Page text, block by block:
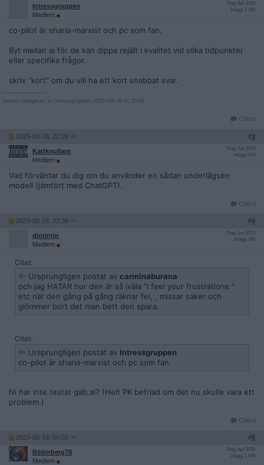
Intressgruppen
Medlem
Reg: Apr 2025
Inlägg: 1 100
co-pilot är sharia-marxist och pc som fan.
Byt mellan ai för de kan dippa rejält i kvalitet vid olika tidpunkter
eller specifika frågor.
skriv "kort" om du vill ha ett kort snabbat svar.
Senast redigerad av Intressgruppen 2025-08-18 kl. 21:56.
Citera
2025-08-18, 22:28 #3
Kattknullarn
Medlem
Reg: Jun 2023
Inlägg: 519
Vad förväntar du dig om du använder en sådan underlägsen
modell (jämfört med ChatGPT).
Citera
2025-08-18, 22:39 #4
dintintin
Medlem
Reg: Jun 2023
Inlägg: 290
Citat:
Ursprungligen postat av carminaburana
och jag HATAR hur den är så jväla "I feel your frustrations "
etc när den gång på gång räknar fel, , missar saker och
glömmer bort det man bett den spara.
Citat:
Ursprungligen postat av Intressgruppen
co-pilot är sharia-marxist och pc som fan.
Ni har inte testat gab.ai? (Helt PK befriad om det nu skulle vara ett
problem.)
Citera
2025-08-19, 06:03 #5
Bilderberg78
Medlem
Reg: Apr 2025
Inlägg: 1 879